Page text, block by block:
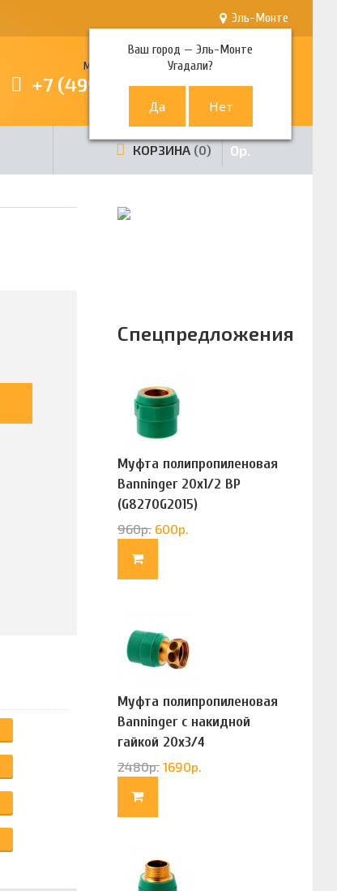
Эль-Монте
Ваш город —Эль-Монте
Угадали?
Многоканальный телефон
+7 (499) 380-80-80
КОРЗИНА 0 0р.
Спецпредложения
Муфта полипропиленовая
Banninger 20х1/2 ВР
(G8270G2015)
960р. 600р.
Муфта полипропиленовая
Banninger с накидной
гайкой 20х3/4
(G83322020)
2480р. 1690р.